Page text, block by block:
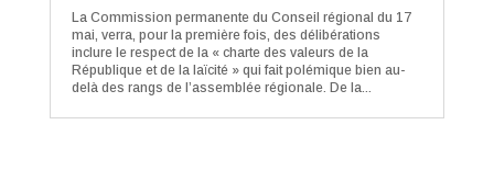
La Commission permanente du Conseil régional du 17
mai, verra, pour la première fois, des délibérations
inclure le respect de la « charte des valeurs de la
République et de la laïcité » qui fait polémique bien au-
delà des rangs de l’assemblée régionale. De la...